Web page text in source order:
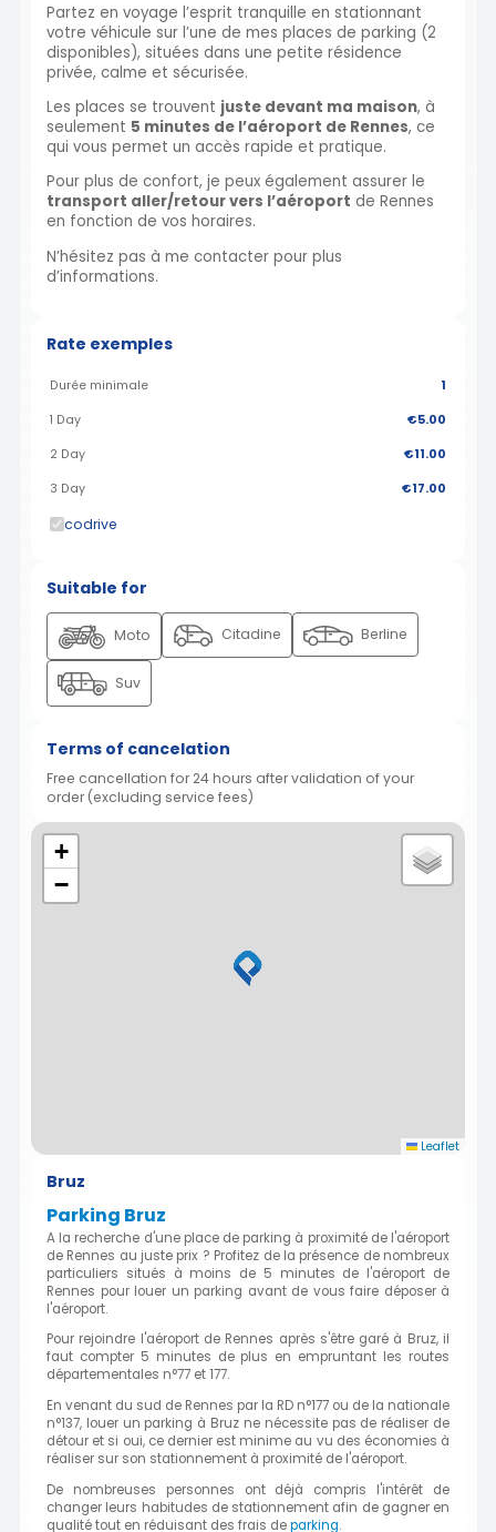
Partez en voyage l’esprit tranquille en stationnant
votre véhicule sur l’une de mes places de parking (2
disponibles), situées dans une petite résidence
privée, calme et sécurisée.
Les places se trouvent juste devant ma maison, à
seulement 5 minutes de l’aéroport de Rennes, ce
qui vous permet un accès rapide et pratique.
Pour plus de confort, je peux également assurer le
transport aller/retour vers l’aéroport de Rennes
en fonction de vos horaires.
N’hésitez pas à me contacter pour plus
d’informations.
Rate exemples
Durée minimale 1
1 Day €5.00
2 Day €11.00
3 Day €17.00
codrive
Suitable for
Moto Citadine Berline
Suv
Terms of cancelation
Free cancellation for 24 hours after validation of your
order (excluding service fees)
+
−
Leaflet
Bruz
Parking Bruz
A la recherche d'une place de parking à proximité de l'aéroport
de Rennes au juste prix ? Profitez de la présence de nombreux
particuliers situés à moins de 5 minutes de l'aéroport de
Rennes pour louer un parking avant de vous faire déposer à
l'aéroport.
Pour rejoindre l'aéroport de Rennes après s'être garé à Bruz, il
faut compter 5 minutes de plus en empruntant les routes
départementales n°77 et 177.
En venant du sud de Rennes par la RD n°177 ou de la nationale
n°137, louer un parking à Bruz ne nécessite pas de réaliser de
détour et si oui, ce dernier est minime au vu des économies à
réaliser sur son stationnement à proximité de l'aéroport.
De nombreuses personnes ont déjà compris l'intérêt de
changer leurs habitudes de stationnement afin de gagner en
qualité tout en réduisant des frais deparking.